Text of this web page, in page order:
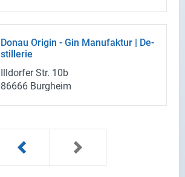
Donau Ori­gin - Gin Ma­nu­fak­tur | De­
stil­le­rie
Ill­dor­fer Str. 10b
86666 Burg­heim